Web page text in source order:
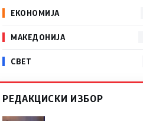
ЕКОНОМИЈА
МАКЕДОНИЈА
СВЕТ
РЕДАКЦИСКИ ИЗБОР